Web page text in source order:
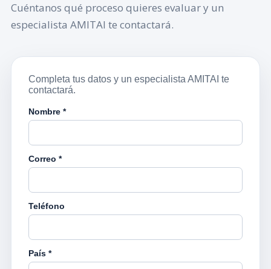
Cuéntanos qué proceso quieres evaluar y un
especialista AMITAI te contactará.